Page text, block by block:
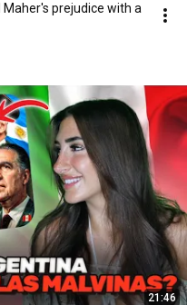
Maher's prejudice with a
21:46